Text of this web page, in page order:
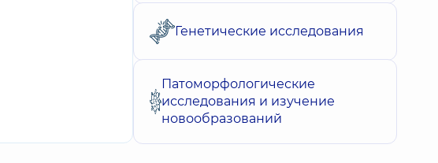
Генетические исследования
Патоморфологические
исследования и изучение
новообразований